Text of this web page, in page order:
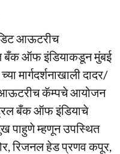
आऊटरीच
बँक ऑफ इंडियाकडून मुंबई
दादर/
आऊटरीच कॅम्पचे आयोजन
बँक ऑफ इंडियाचे
पाहुणे म्हणून उपस्थित
रिजनल हेड प्रणव कपूर,